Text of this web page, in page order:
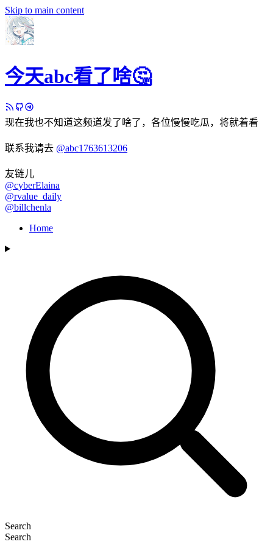
Skip to main content
今天abc看了啥🤔
现在我也不知道这频道发了啥了，各位慢慢吃瓜，将就着看
联系我请去 @abc1763613206
友链儿
@cyberElaina
@rvalue_daily
@billchenla
Home
Search
Search